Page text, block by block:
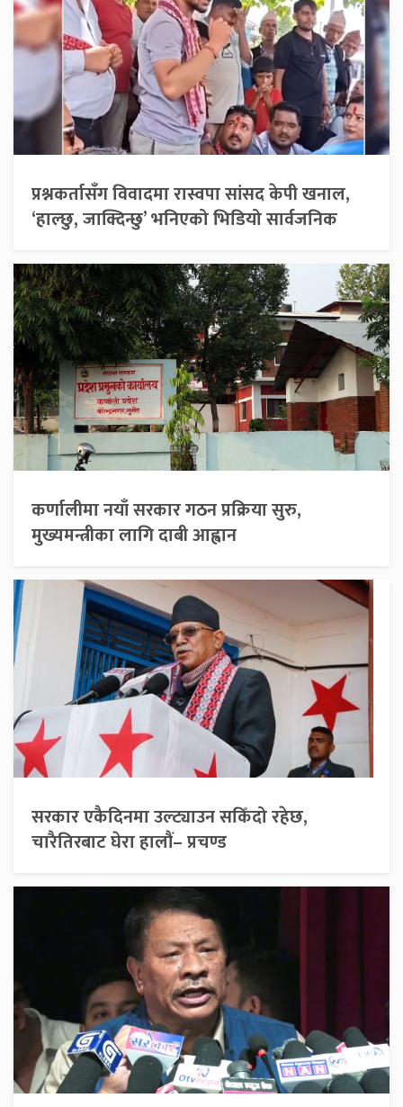
प्रश्नकर्तासँग विवादमा रास्वपा सांसद केपी खनाल,
‘हाल्छु, जाक्दिन्छु’ भनिएको भिडियो सार्वजनिक
कर्णालीमा नयाँ सरकार गठन प्रक्रिया सुरु,
मुख्यमन्त्रीका लागि दाबी आह्वान
सरकार एकैदिनमा उल्ट्याउन सकिँदो रहेछ,
चारैतिरबाट घेरा हालौं– प्रचण्ड